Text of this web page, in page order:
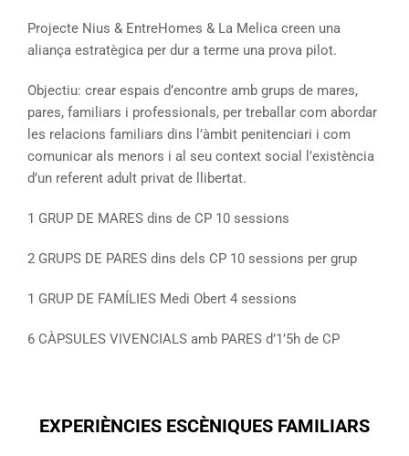
Projecte Nius & EntreHomes & La Melica creen una
aliança estratègica per dur a terme una prova pilot.
Objectiu: crear espais d’encontre amb grups de mares,
pares, familiars i professionals, per treballar com abordar
les relacions familiars dins l’àmbit penitenciari i com
comunicar als menors i al seu context social l’existència
d’un referent adult privat de llibertat.
1 GRUP DE MARES dins de CP 10 sessions
2 GRUPS DE PARES dins dels CP 10 sessions per grup
1 GRUP DE FAMÍLIES Medi Obert 4 sessions
6 CÀPSULES VIVENCIALS amb PARES d’1’5h de CP
EXPERIÈNCIES ESCÈNIQUES FAMILIARS